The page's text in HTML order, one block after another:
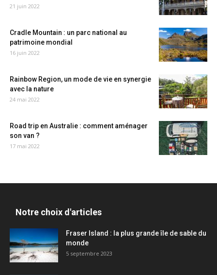
21 juin 2022
Cradle Mountain : un parc national au
patrimoine mondial
16 juin 2022
Rainbow Region, un mode de vie en synergie
avec la nature
24 mai 2022
Road trip en Australie : comment aménager
son van ?
17 mai 2022
Notre choix d'articles
Fraser Island : la plus grande île de sable du
monde
5 septembre 2023